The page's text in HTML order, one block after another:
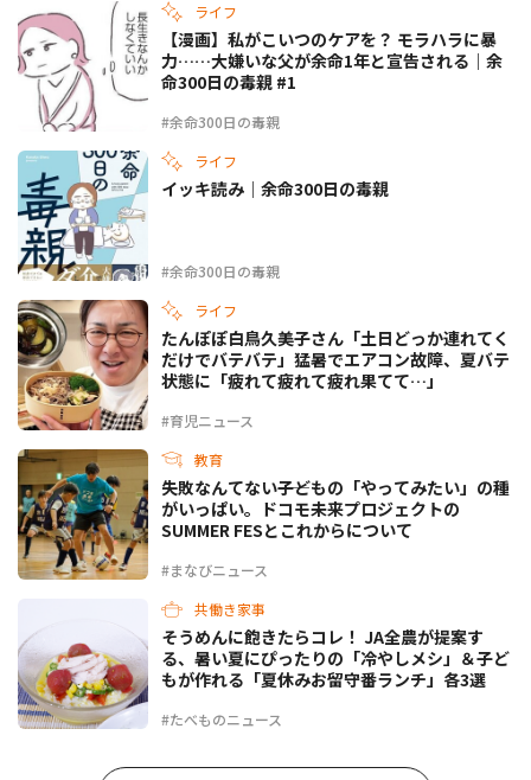
ライフ
#余命300日の毒親
【漫画】私がこいつのケアを？ モラハラに暴
力……大嫌いな父が余命1年と宣告される｜余
命300日の毒親 #1
ライフ
#余命300日の毒親
イッキ読み｜余命300日の毒親
ライフ
#育児ニュース
たんぽぽ白鳥久美子さん「土日どっか連れてく
だけでバテバテ」猛暑でエアコン故障、夏バテ
状態に「疲れて疲れて疲れ果てて…」
教育
#まなびニュース
失敗なんてない――子どもの「やってみたい」の種
がいっぱい。ドコモ未来プロジェクトの
SUMMER FESとこれからについて
共働き家事
#たべものニュース
そうめんに飽きたらコレ！ JA全農が提案す
る、暑い夏にぴったりの「冷やしメシ」＆子ど
もが作れる「夏休みお留守番ランチ」各3選